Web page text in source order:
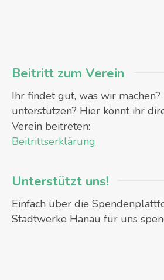
Beitritt zum Verein
Ihr findet gut, was wir
unterstützen? Hier könnt ihr
Verein beitreten:
Beitrittserklärung
Unterstützt uns!
Einfach über die
Stadtwerke Hanau für uns